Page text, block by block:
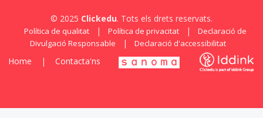
© 2025 Clickedu. Tots els drets reservats.
Política de qualitat | Política de privacitat |
Declaració de
Divulgació Responsable
| Declaració d'accessibilitat
Home | Contacta'ns